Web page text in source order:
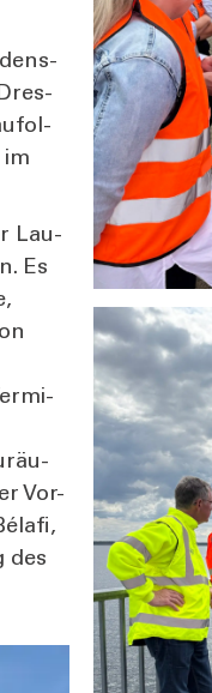
im
Lau­
Es
Vor-
des